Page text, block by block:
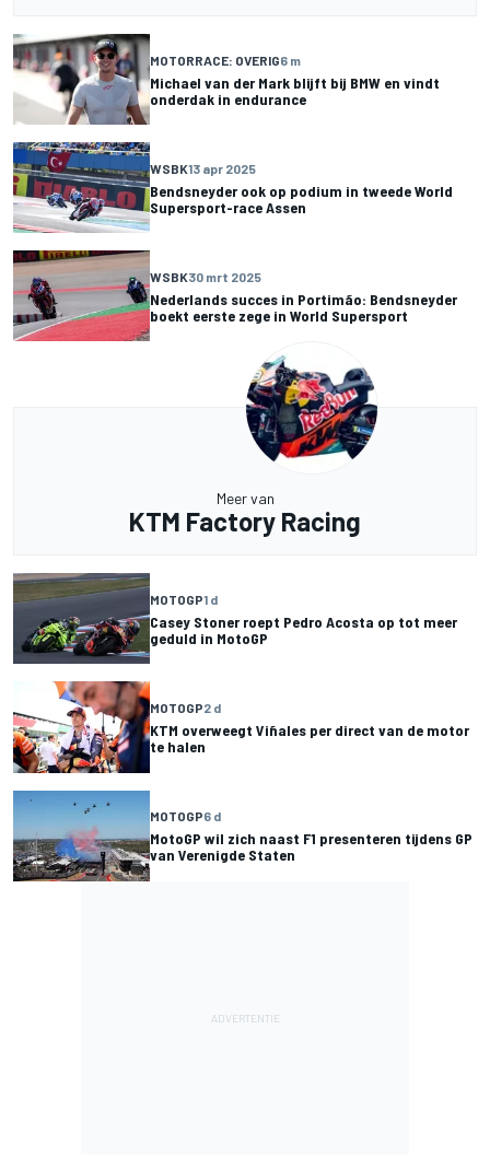
MOTORRACE: OVERIG6 m
Michael van der Mark blijft bij BMW en vindt
onderdak in endurance
WSBK13 apr 2025
Bendsneyder ook op podium in tweede World
Supersport-race Assen
WSBK30 mrt 2025
Nederlands succes in Portimão: Bendsneyder
boekt eerste zege in World Supersport
Meer van
KTM Factory Racing
MOTOGP1 d
Casey Stoner roept Pedro Acosta op tot meer
geduld in MotoGP
MOTOGP2 d
KTM overweegt Viñales per direct van de motor
te halen
MOTOGP6 d
MotoGP wil zich naast F1 presenteren tijdens GP
van Verenigde Staten